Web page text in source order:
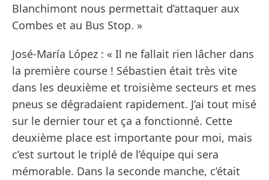
Blanchimont nous permettait d’attaquer aux
Combes et au Bus Stop. »
José-María López : « Il ne fallait rien lâcher dans
la première course ! Sébastien était très vite
dans les deuxième et troisième secteurs et mes
pneus se dégradaient rapidement. J’ai tout misé
sur le dernier tour et ça a fonctionné. Cette
deuxième place est importante pour moi, mais
c’est surtout le triplé de l’équipe qui sera
mémorable. Dans la seconde manche, c’était